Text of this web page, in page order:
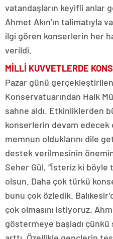
vatandaşların keyifli anlar
Ahmet Akın’ın talimatıyla
ilgi gören konserlerin her
verildi.
MİLLİ KUVVETLERDE
Pazar günü
Konservatuarından Halk
sahne aldı. Etkinliklerden
konserlerin devam edecek
memnun olduklarını dile
destek verilmesinin
Seher Gül, “İsteriz ki
olsun. Daha çok türkü
bunu çok özledik.
çok olmasını istiyoruz.
göstermeye başladı